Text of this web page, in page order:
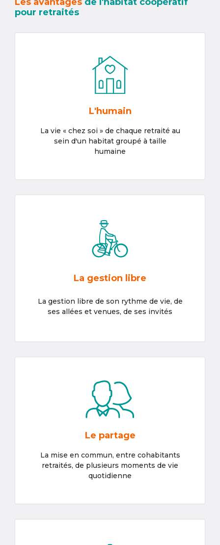
pour retraités
L'humain
La vie « chez soi » de chaque retraité au
sein d'un habitat groupé à taille
humaine
La gestion libre
La gestion libre de son rythme de vie, de
ses allées et venues, de ses invités
Le partage
La mise en commun, entre cohabitants
retraités, de plusieurs moments de vie
quotidienne